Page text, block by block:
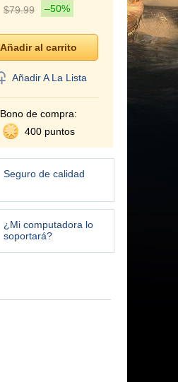
$79.99 –50%
Añadir A La Lista
Bono de compra:
400 puntos
Seguro de calidad
¿Mi computadora lo
soportará?